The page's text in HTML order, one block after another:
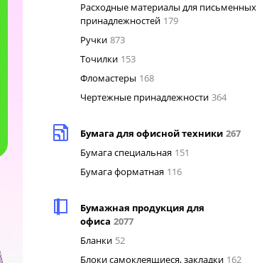
Расходные материалы для письменных
принадлежностей 179
Ручки 873
Точилки 153
Фломастеры 168
Чертежные принадлежности 364
Бумага для офисной техники 267
Бумага специальная 151
Бумага форматная 116
Бумажная продукция для
офиса 2077
Бланки 52
Блоки самоклеящиеся, закладки 162